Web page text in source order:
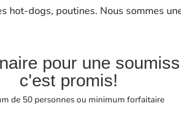
hot-dogs, poutines. Nous sommes
pour une
c'est promis!
de 50 personnes ou minimum forfaitaire